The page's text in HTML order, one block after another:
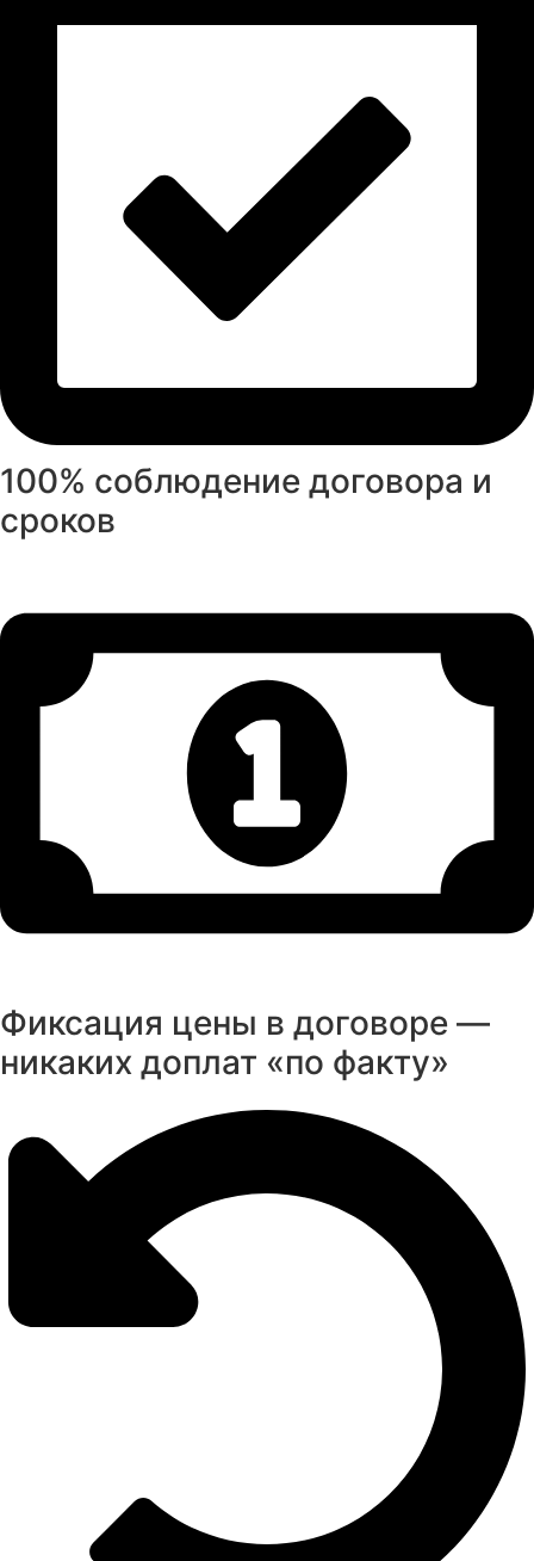
100% соблюдение договора и
сроков
Фиксация цены в договоре —
никаких доплат «по факту»